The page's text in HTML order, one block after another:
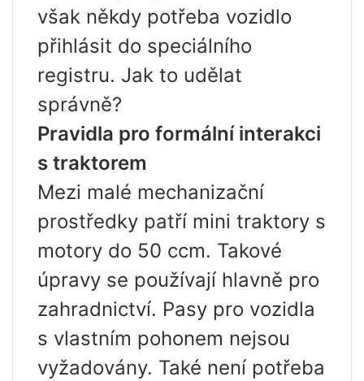
však někdy potřeba vozidlo
přihlásit do speciálního
registru. Jak to udělat
správně?
Pravidla pro formální interakci
s traktorem
Mezi malé mechanizační
prostředky patří mini traktory s
motory do 50 ccm. Takové
úpravy se používají hlavně pro
zahradnictví. Pasy pro vozidla
s vlastním pohonem nejsou
vyžadovány. Také není potřeba